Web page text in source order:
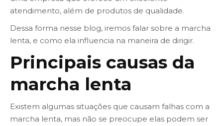
atendimento, além de produtos de qualidade.
Dessa forma nesse blog, iremos falar sobre a marcha
lenta, e como ela influencia na maneira de dirigir.
Principais causas da
marcha lenta
Existem algumas situações que causam falhas com a
marcha lenta, mas não se preocupe elas podem ser